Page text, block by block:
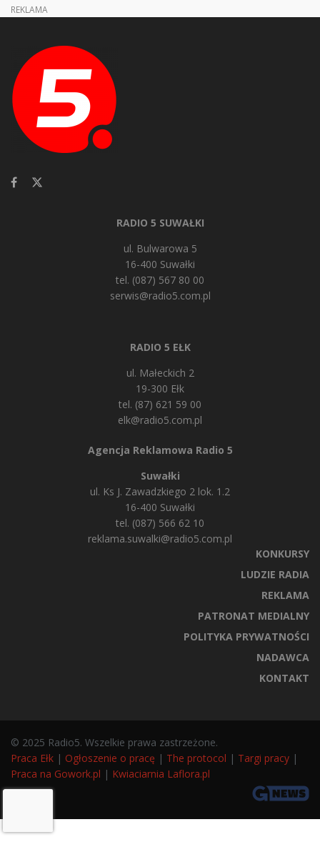
REKLAMA
RADIO 5 SUWAŁKI
ul. Bulwarowa 5
16-400 Suwałki
tel. (087) 567 80 00
serwis@radio5.com.pl
RADIO 5 EŁK
ul. Małeckich 2
19-300 Ełk
tel. (87) 621 59 00
elk@radio5.com.pl
Agencja Reklamowa Radio 5
Suwałki
ul. Ks J. Zawadzkiego 2 lok. 1.2
16-400 Suwałki
tel. (087) 566 62 10
reklama.suwalki@radio5.com.pl
KONKURSY
LUDZIE RADIA
REKLAMA
PATRONAT MEDIALNY
POLITYKA PRYWATNOŚCI
NADAWCA
KONTAKT
© 2025 Radio5. Wszelkie prawa zastrzeżone.
Praca Ełk | Ogłoszenie o pracę | The protocol | Targi pracy |
Praca na Gowork.pl | Kwiaciarnia Laflora.pl